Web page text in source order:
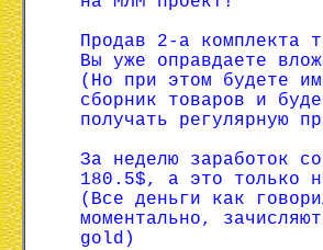
Продав 2-а комплекта
Вы уже оправдаете
(Но при этом будете
сборник товаров и
получать регулярную
За неделю заработок
180.5$, а это только
(Все деньги как
моментально,
gold)